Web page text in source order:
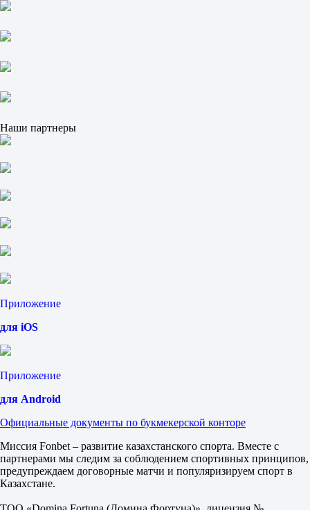
Наши партнеры
Приложение
для iOS
Приложение
для Android
Официальные документы по букмекерской конторе
Миссия Fonbet – развитие казахстанского спорта. Вместе с
партнерами мы следим за соблюдением спортивных принципов,
предупреждаем договорные матчи и популяризируем спорт в
Казахстане.